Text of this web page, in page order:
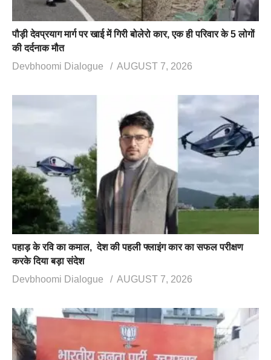
पौड़ी देवप्रयाग मार्ग पर खाई में गिरी बोलेरो कार, एक ही परिवार के 5 लोगों
की दर्दनाक मौत
Devbhoomi Dialogue
AUGUST 7, 2026
पहाड़ के रवि का कमाल, देश की पहली फ्लाइंग कार का सफल परीक्षण
करके दिया बड़ा संदेश
Devbhoomi Dialogue
AUGUST 7, 2026